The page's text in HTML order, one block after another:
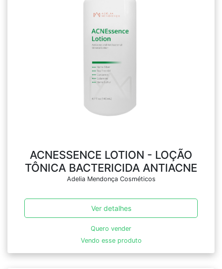
ACNESSENCE LOTION - LOÇÃO
TÔNICA BACTERICIDA ANTIACNE
Adelia Mendonça Cosméticos
Ver detalhes
Quero vender
Vendo esse produto